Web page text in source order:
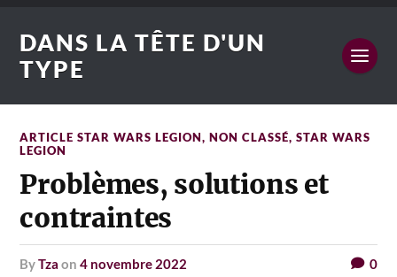
DANS LA TÊTE D'UN
TYPE
ARTICLE STAR WARS LEGION,NON CLASSÉ,STAR WARS
LEGION
Problèmes, solutions et
contraintes
byTza on4 novembre 2022 0